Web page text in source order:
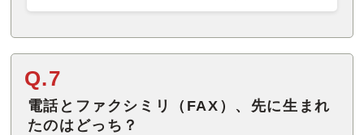
Q.7
電話とファクシミリ（FAX）、先に生まれ
たのはどっち？